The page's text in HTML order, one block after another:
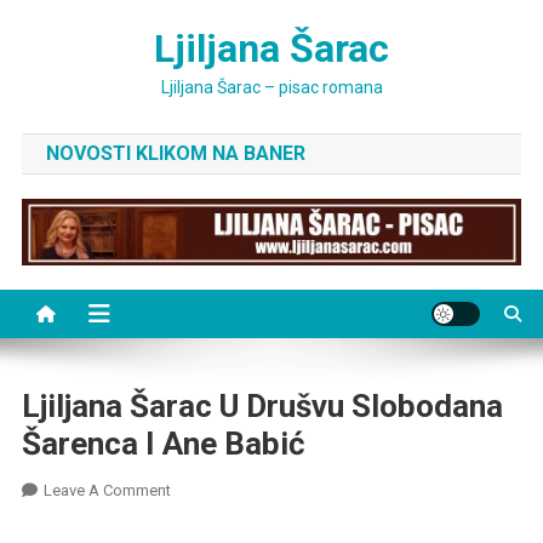
Ljiljana Šarac
Ljiljana Šarac – pisac romana
NOVOSTI KLIKOM NA BANER
Ljiljana Šarac U Drušvu Slobodana
Šarenca I Ane Babić
Leave A CommentOn